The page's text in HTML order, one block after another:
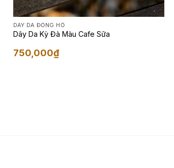
DÂY DA ĐỒNG HỒ
Dây Da Kỳ Đà Màu Cafe Sữa
750,000₫